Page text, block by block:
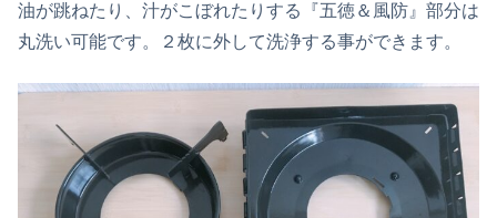
油が跳ねたり、汁がこぼれたりする『五徳＆風防』部分は
丸洗い可能です。２枚に外して洗浄する事ができます。